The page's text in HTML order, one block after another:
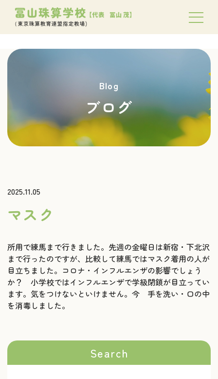
Blog
ブログ
2025.11.05
マスク
所用で練馬まで行きました。先週の金曜日は新宿・下北沢
まで行ったのですが、比較して練馬ではマスク着用の人が
目立ちました。コロナ・インフルエンザの影響でしょう
か？ 小学校ではインフルエンザで学級閉鎖が目立ってい
ます。気をつけないといけません。今 手を洗い・口の中
を消毒しました。
Search